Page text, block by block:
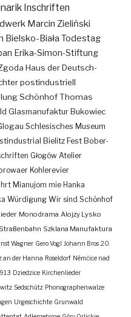
Inschriften
Marcin Zieliński
Bielsko-Biała Todestag
Erika-Simon-Stiftung
Haus der Deutsch-
postindustriell
SchönhofThomas
Glasmanufaktur Bukowiec
Schlesisches Museum
Bielitz Fest Bober-
Głogów Atelier
Kohlerevier
Mianujom mie Hanka
Würdigung Wir sind Schönhof
Monodrama Alojzy Lysko
Straßenbahn Szklana Manufaktura
Wagner Gero Vogl Johann Bros 20.
an der Hanna Roseldorf Némčice nad
Dziedzice Kirchenlieder
Sedschütz Phonographenwalze
Urgeschichte Grunwald